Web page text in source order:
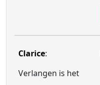
Clarice:
Verlangen is het